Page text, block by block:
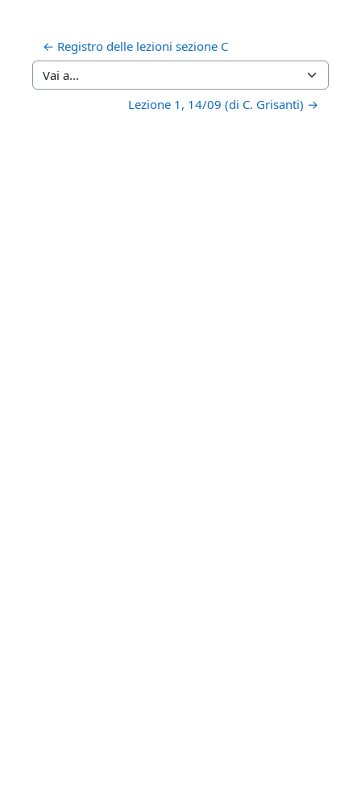
← Registro delle lezioni sezione C
Vai a...
Lezione 1, 14/09 (di C. Grisanti) →